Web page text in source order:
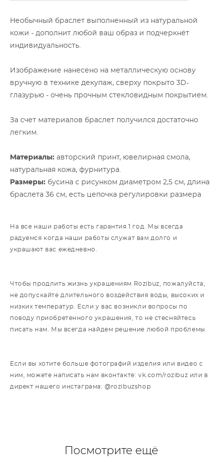
Необычный браслет выполненный из натуральной
кожи - дополнит любой ваш образ и подчеркнёт
индивидуальность.
Изображение нанесено на металлическую основу
вручную в технике декупаж, сверху покрыто 3D-
глазурью - очень прочным стекловидным покрытием.
За счет материалов браслет получился достаточно
легким.
Материалы: авторский принт, ювелирная смола,
натуральная кожа, фурнитура.
Размеры: бусина с рисунком диаметром 2,5 см, длина
браслета 36 см, есть цепочка регулировки размера
На все наши работы есть гарантия 1 год. Мы всегда
радуемся когда наши работы служат вам долго и
украшают вас ежедневно.
Чтобы продлить жизнь украшениям Rozibuz, пожалуйста,
не допускайте длительного воздействия воды, высоких и
низких температур. Если у вас возникли вопросы по
поводу приобретенного украшения, то не стесняйтесь
писать нам. Мы всегда найдем решение любой проблемы.
Если вы хотите больше фотографий изделия или видео с
ним, можете написать нам вконтакте: vk.com/rozibuz или в
директ нашего инстаграма: @rozibuzshop
Посмотрите ещё